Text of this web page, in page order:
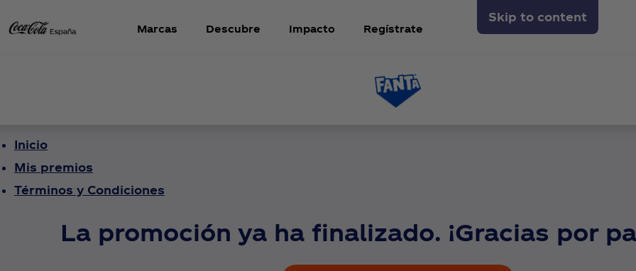
Skip to content
Marcas Descubre Impacto Regístrate
Inicio
Mis premios
Términos y Condiciones
La promoción ya ha finalizado. ¡Gracias por